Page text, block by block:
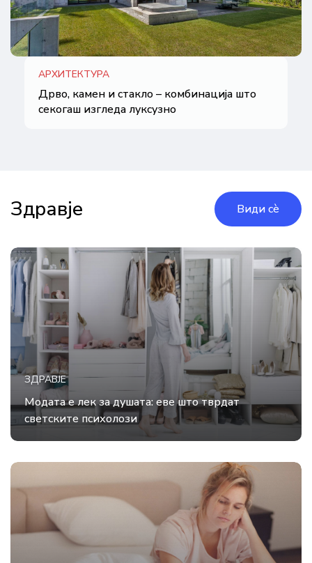
АРХИТЕКТУРА
Дрво, камен и стакло – комбинација што
секогаш изгледа луксузно
Здравје Види сè
ЗДРАВЈЕ
Модата е лек за душата: еве што тврдат
светските психолози